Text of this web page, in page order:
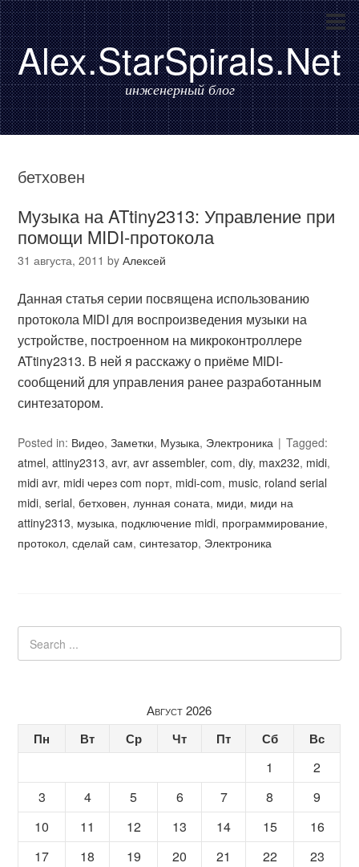
Alex.StarSpirals.Net
инженерный блог
бетховен
Музыка на ATtiny2313: Управление при
помощи MIDI-протокола
31 августа, 2011 byАлексей
Данная статья серии посвящена использованию
протокола MIDI для воспроизведения музыки на
устройстве, построенном на микроконтроллере
ATtiny2313. В ней я расскажу о приёме MIDI-
сообщений для управления ранее разработанным
синтезатором.
Posted in: Видео,Заметки, Музыка, Электроника
Tagged:
atmel,attiny2313,avr,avr assembler,com,diy, max232, midi,
midi avr, midi через com порт, midi-com, music, roland serial
midi,serial,бетховен,лунная соната, миди, миди на
attiny2313, музыка, подключение midi, программирование,
протокол,сделай сам,синтезатор, Электроника
Август 2026
Пн Вт Ср Чт Пт Сб Вс
1
2
3
4 5 6 7 8
9
10
11 12 13 14 15
16
17
18 19 20 21 22
23